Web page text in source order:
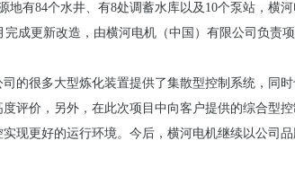
地有84个水井、有8处调蓄水库以及10个泵站，横
成更新改造，由横河电机（中国）有限公司负责
的很多大型炼化装置提供了集散型控制系统，同
评价，另外，在此次项目中向客户提供的综合型
现更好的运行环境。今后，横河电机继续以公司